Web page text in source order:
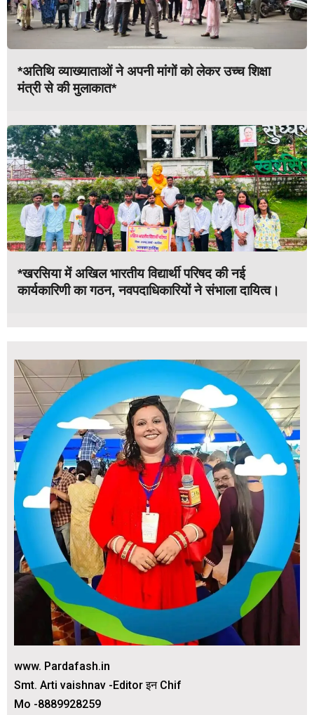
*अतिथि व्याख्याताओं ने अपनी मांगों को लेकर उच्च शिक्षा
मंत्री से की मुलाकात*
*खरसिया में अखिल भारतीय विद्यार्थी परिषद की नई
कार्यकारिणी का गठन, नवपदाधिकारियों ने संभाला दायित्व।
www. Pardafash.in
Smt. Arti vaishnav -Editor इन Chif
Mo -8889928259